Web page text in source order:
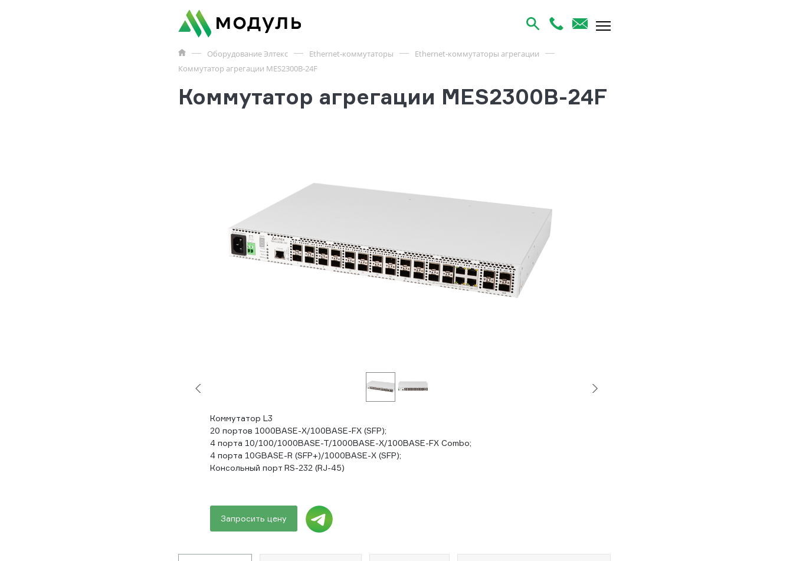
Оборудование Элтекс Ethernet-коммутаторы
Ethernet-коммутаторы агрегации
Коммутатор агрегации MES2300B-24F
Коммутатор агрегации MES2300B-24F
Коммутатор L3
20 портов 1000BASE-X/100BASE-FX (SFP);
4 порта 10/100/1000BASE-T/1000BASE-X/100BASE-FX Combo;
4 порта 10GBASE-R (SFP+)/1000BASE-X (SFP);
Консольный порт RS-232 (RJ-45)
Запросить цену